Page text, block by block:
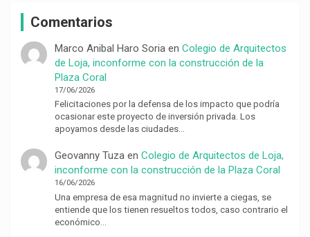
Comentarios
Marco Anibal Haro Soriaen Colegio de Arquitectos
de Loja, inconforme con la construcción de la
Plaza Coral
17/06/2026
Felicitaciones por la defensa de los impacto que podría
ocasionar este proyecto de inversión privada. Los
apoyamos desde las ciudades…
Geovanny Tuzaen Colegio de Arquitectos de Loja,
inconforme con la construcción de la Plaza Coral
16/06/2026
Una empresa de esa magnitud no invierte a ciegas, se
entiende que los tienen resueltos todos, caso contrario el
económico…